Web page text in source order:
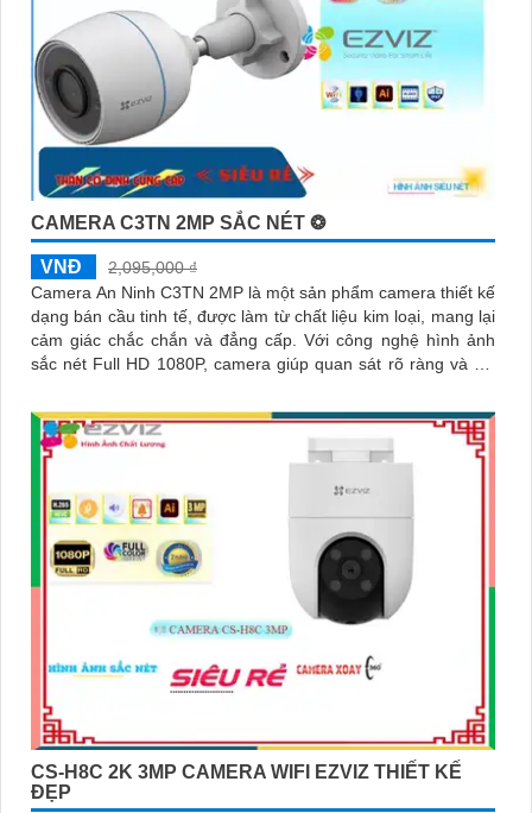
CAMERA C3TN 2MP SẮC NÉT ❂
VNĐ
2,095,000 ₫
Camera An Ninh C3TN 2MP là một sản phẩm camera thiết kế
dạng bán cầu tinh tế, được làm từ chất liệu kim loại, mang lại
cảm giác chắc chắn và đẳng cấp. Với công nghệ hình ảnh
sắc nét Full HD 1080P, camera giúp quan sát rõ ràng và chi
CS-H8C 2K 3MP CAMERA WIFI EZVIZ THIẾT KẾ
ĐẸP